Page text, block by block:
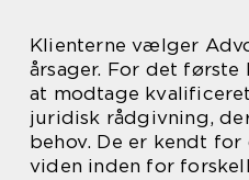
Klienterne vælger
årsager. For det
at modtage
juridisk rådgivning,
behov. De er kendt
viden inden for